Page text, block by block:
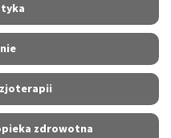
zdrowotna